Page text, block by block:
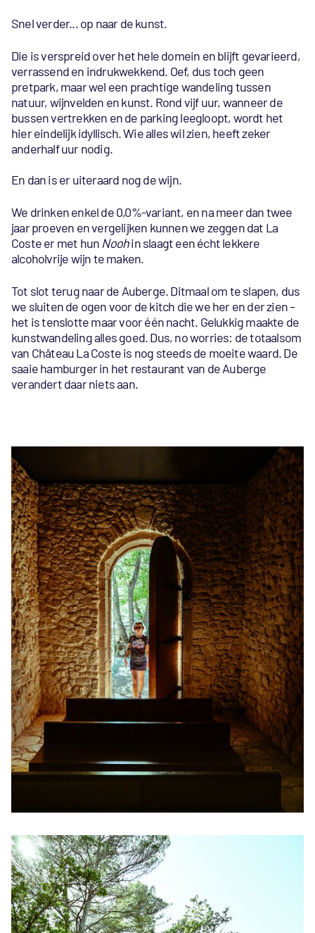
Snel verder... op naar de kunst.
Die is verspreid over het hele domein en blijft gevarieerd,
verrassend en indrukwekkend. Oef, dus toch geen
pretpark, maar wel een prachtige wandeling tussen
natuur, wijnvelden en kunst. Rond vijf uur, wanneer de
bussen vertrekken en de parking leegloopt, wordt het
hier eindelijk idyllisch. Wie alles wil zien, heeft zeker
anderhalf uur nodig.
En dan is er uiteraard nog de wijn.
We drinken enkel de 0,0%-variant, en na meer dan twee
jaar proeven en vergelijken kunnen we zeggen dat La
Coste er met hun Noohin slaagt een écht lekkere
alcoholvrije wijn te maken.
Tot slot terug naar de Auberge. Ditmaal om te slapen, dus
we sluiten de ogen voor de kitch die we her en der zien –
het is tenslotte maar voor één nacht. Gelukkig maakte de
kunstwandeling alles goed. Dus, no worries: de totaalsom
van Château La Coste is nog steeds de moeite waard. De
saaie hamburger in het restaurant van de Auberge
verandert daar niets aan.